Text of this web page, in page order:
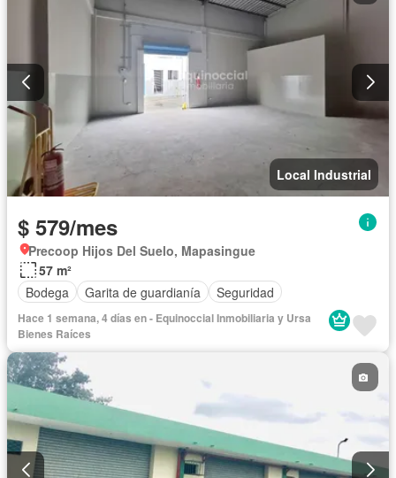
Local Industrial
$ 579/mes
Precoop Hijos Del Suelo, Mapasingue
57 m²
Bodega
Garita de guardianía Seguridad
Hace 1 semana, 4 días en - Equinoccial Inmobiliaria y Ursa
Bienes Raíces